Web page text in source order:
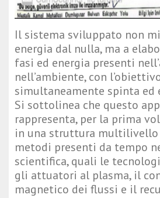
Il sistema sviluppato non
energia dal nulla, ma a
fasi ed energia presenti
nell’ambiente, con
simultaneamente spinta ed
Si sottolinea che questo
rappresenta, per la prima
in una struttura multilivello
metodi presenti da tempo
scientifica, quali le
gli attuatori al plasma, il
magnetico dei flussi e il